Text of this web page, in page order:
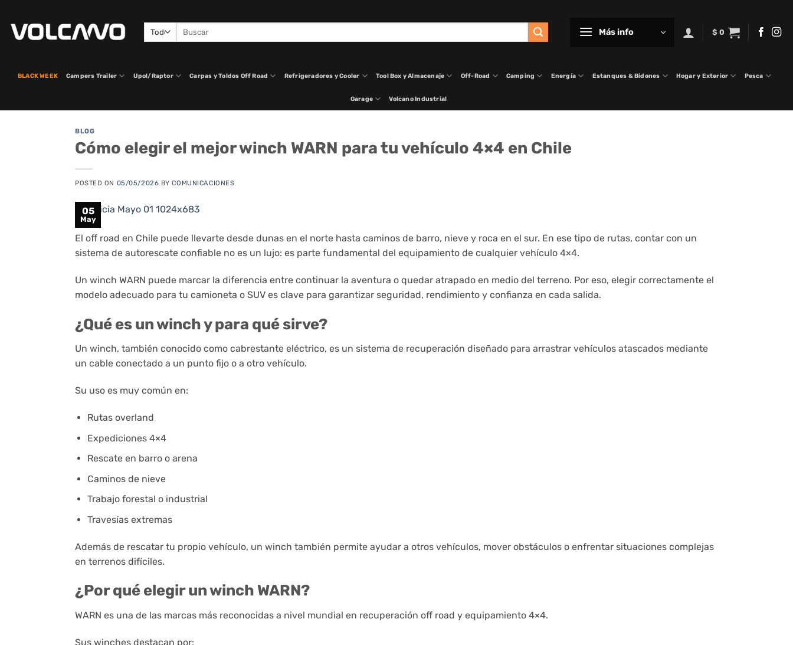
contenido
Buscar
Más info $ 0
BLACK WEEK Campers Trailer Upol/Raptor Carpas y Toldos Off Road Refrigeradores y Cooler Tool Box y Almacenaje Off-Road Camping Energía Estanques & Bidones Hogar y Exterior Pesca
Garage Volcano Industrial
BLOG
Cómo elegir el mejor winch WARN para tu vehículo 4×4 en Chile
POSTED ON 05/05/2026 BYCOMUNICACIONES
05
May
El off road en Chile puede llevarte desde dunas en el norte hasta caminos de barro, nieve y roca en el sur. En ese tipo de rutas, contar con un
sistema de autorescate confiable no es un lujo: es parte fundamental del equipamiento de cualquier vehículo 4×4.
Un winch WARN puede marcar la diferencia entre continuar la aventura o quedar atrapado en medio del terreno. Por eso, elegir correctamente el
modelo adecuado para tu camioneta o SUV es clave para garantizar seguridad, rendimiento y confianza en cada salida.
¿Qué es un winch y para qué sirve?
Un winch, también conocido como cabrestante eléctrico, es un sistema de recuperación diseñado para arrastrar vehículos atascados mediante
un cable conectado a un punto fijo o a otro vehículo.
Su uso es muy común en:
Rutas overland
Expediciones 4×4
Rescate en barro o arena
Caminos de nieve
Trabajo forestal o industrial
Travesías extremas
Además de rescatar tu propio vehículo, un winch también permite ayudar a otros vehículos, mover obstáculos o enfrentar situaciones complejas
en terrenos difíciles.
¿Por qué elegir un winch WARN?
WARN es una de las marcas más reconocidas a nivel mundial en recuperación off road y equipamiento 4×4.
Sus winches destacan por: